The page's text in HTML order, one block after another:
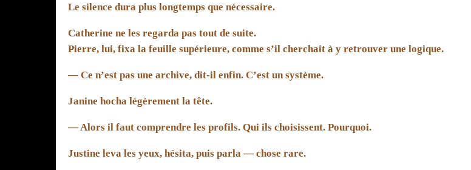
Le silence dura plus longtemps que nécessaire.
Catherine ne les regarda pas tout de suite.
Pierre, lui, fixa la feuille supérieure, comme s’il cherchait à y retrouver une logique.
— Ce n’est pas une archive, dit-il enfin. C’est un système.
Janine hocha légèrement la tête.
— Alors il faut comprendre les profils. Qui ils choisissent. Pourquoi.
Justine leva les yeux, hésita, puis parla — chose rare.